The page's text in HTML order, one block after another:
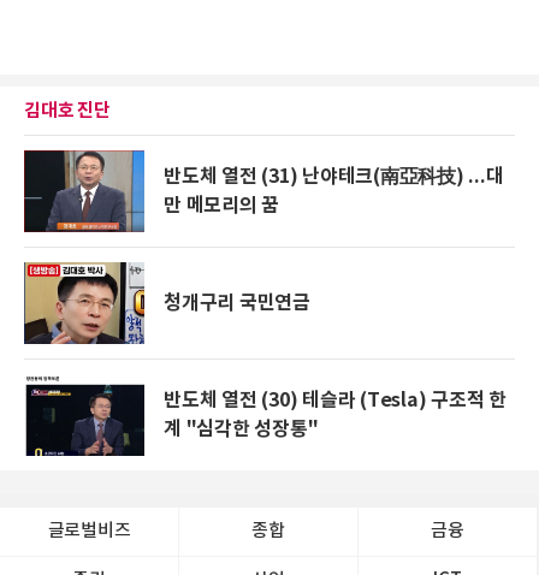
김대호 진단
반도체 열전 (31) 난야테크(南亞科技) ...대
만 메모리의 꿈
청개구리 국민연금
반도체 열전 (30) 테슬라 (Tesla) 구조적 한
계 "심각한 성장통"
글로벌비즈 종합 금융